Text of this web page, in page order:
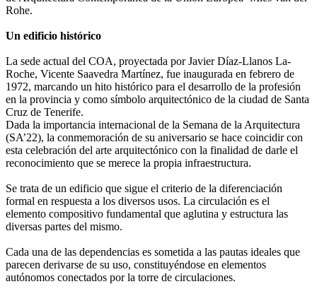
Rohe.
Un edificio histórico
La sede actual del COA, proyectada por Javier Díaz-Llanos La-
Roche, Vicente Saavedra Martínez, fue inaugurada en febrero de
1972, marcando un hito histórico para el desarrollo de la profesión
en la provincia y como símbolo arquitectónico de la ciudad de Santa
Cruz de Tenerife.
Dada la importancia internacional de la Semana de la Arquitectura
(SA’22), la conmemoración de su aniversario se hace coincidir con
esta celebración del arte arquitectónico con la finalidad de darle el
reconocimiento que se merece la propia infraestructura.
Se trata de un edificio que sigue el criterio de la diferenciación
formal en respuesta a los diversos usos. La circulación es el
elemento compositivo fundamental que aglutina y estructura las
diversas partes del mismo.
Cada una de las dependencias es sometida a las pautas ideales que
parecen derivarse de su uso, constituyéndose en elementos
autónomos conectados por la torre de circulaciones.